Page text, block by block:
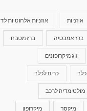
אוזניות אוזניות אלחוטיות לד
ברז אמבטיה ברז מטבח
זוג מיקרופונים
כלב כרית לכלב
מולטימדיה לרכב
מיקסר מיקרופון